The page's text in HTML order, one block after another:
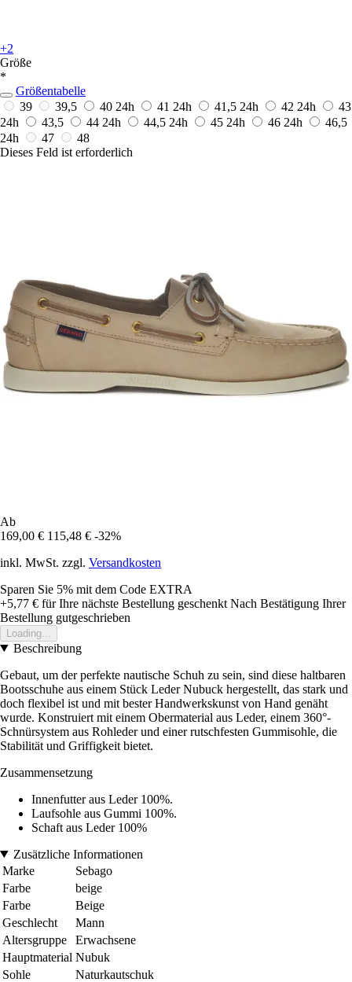
+2
Größe
*
Größentabelle
39
39,5 40 24h 41 24h 41,5 24h 42 24h
43
24h
43,5 44 24h 44,5 24h 45 24h 46 24h
46,5
24h
47
48
Dieses Feld ist erforderlich
Ab
169,00 € 115,48 € -32%
inkl. MwSt. zzgl. Versandkosten
Sparen Sie 5% mit dem Code EXTRA
+5,77 € für Ihre nächste Bestellung geschenkt Nach Bestätigung Ihrer
Bestellung gutgeschrieben
Loading...
Beschreibung
Gebaut, um der perfekte nautische Schuh zu sein, sind diese haltbaren
Bootsschuhe aus einem Stück Leder Nubuck hergestellt, das stark und
doch flexibel ist und mit bester Handwerkskunst von Hand genäht
wurde. Konstruiert mit einem Obermaterial aus Leder, einem 360°-
Schnürsystem aus Rohleder und einer rutschfesten Gummisohle, die
Stabilität und Griffigkeit bietet.
Zusammensetzung
Innenfutter aus Leder 100%.
Laufsohle aus Gummi 100%.
Schaft aus Leder 100%
Zusätzliche Informationen
Marke
Sebago
Farbe
beige
Farbe
Beige
Geschlecht
Mann
Altersgruppe
Erwachsene
Hauptmaterial Nubuk
Sohle
Naturkautschuk